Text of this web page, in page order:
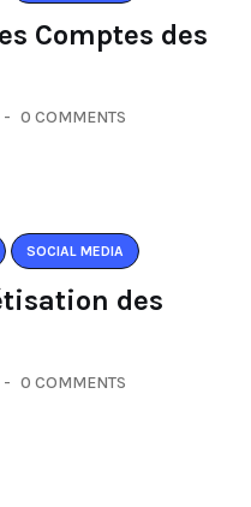
Comptes des
0 COMMENTS
SOCIAL MEDIA
des
0 COMMENTS